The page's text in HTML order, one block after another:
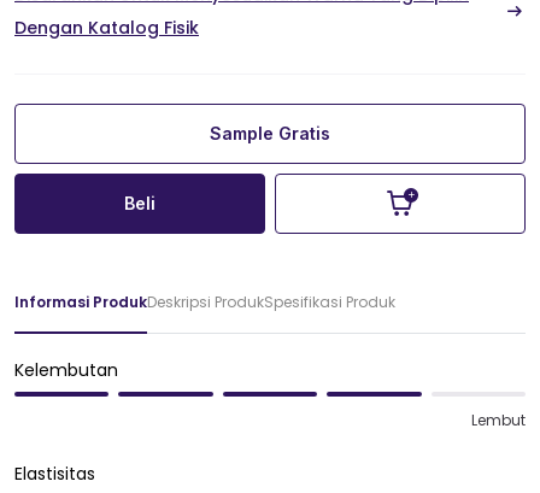
Dengan Katalog Fisik
Sample Gratis
Beli
Informasi ProdukDeskripsi ProdukSpesifikasi Produk
Kelembutan
Lembut
Elastisitas